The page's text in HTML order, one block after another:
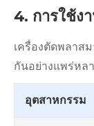
4. การใช้ง
เครื่องตัดพลาส
กันอย่างแพร่หล
อุตสาหกรรม